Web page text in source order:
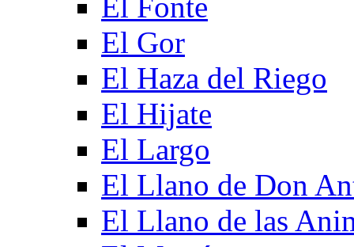
El Gor
El Haza del Riego
El Hijate
El Largo
El Llano de Don
El Llano de las